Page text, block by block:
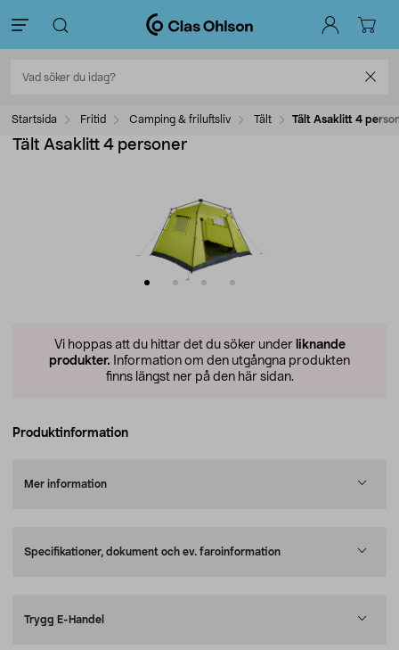
Startsida Fritid Camping & friluftsliv Tält Tält Asaklitt 4
Tält Asaklitt 4 personer
Vi hoppas att du hittar det du söker under liknande
produkter. Information om den utgångna produkten
finns längst ner på den här sidan.
Produktinformation
Mer information
Specifikationer, dokument och ev. faroinformation
Trygg E-Handel